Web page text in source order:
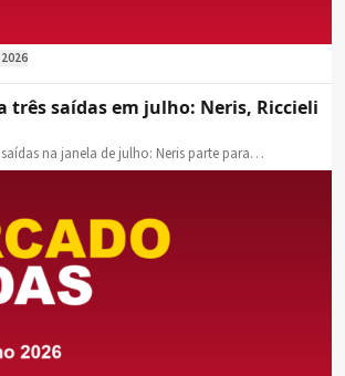
saídas em julho: Neris, Riccieli
na janela de julho: Neris parte para…